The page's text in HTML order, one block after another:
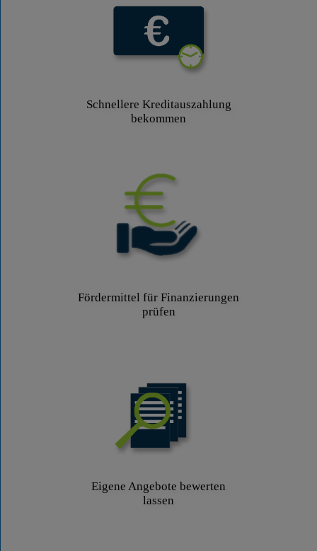
Schnellere Kreditauszahlung
bekommen
Fördermittel für Finanzierungen
prüfen
Eigene Angebote bewerten
lassen